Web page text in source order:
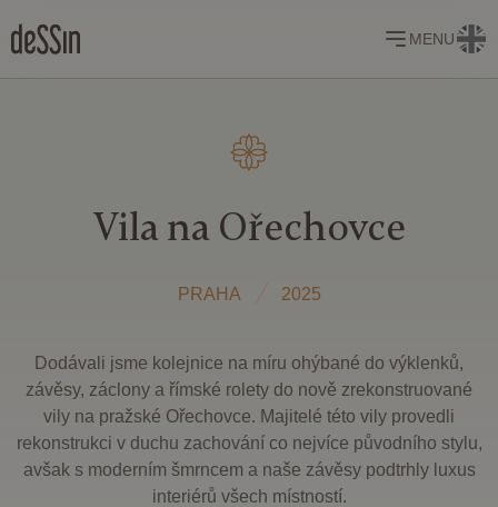
MENU
Vila na Ořechovce
PRAHA 2025
Dodávali jsme kolejnice na míru ohýbané do výklenků,
závěsy, záclony a římské rolety do nově zrekonstruované
vily na pražské Ořechovce. Majitelé této vily provedli
rekonstrukci v duchu zachování co nejvíce původního stylu,
avšak s moderním šmrncem a naše závěsy podtrhly luxus
interiérů všech místností.